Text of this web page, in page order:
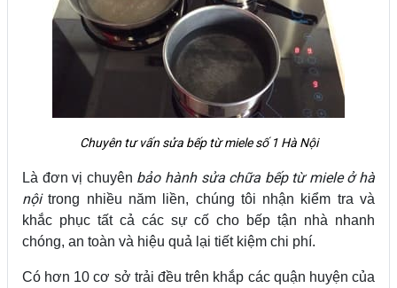
Chuyên tư vấn sửa bếp từ miele số 1 Hà Nội
Là đơn vị chuyên bảo hành sửa chữa bếp từ miele ở hà
nộitrong nhiều năm liền, chúng tôi nhận kiểm tra và
khắc phục tất cả các sự cố cho bếp tận nhà nhanh
chóng, an toàn và hiệu quả lại tiết kiệm chi phí.
Có hơn 10 cơ sở trải đều trên khắp các quận huyện của